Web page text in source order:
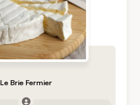
Le Brie Fermier